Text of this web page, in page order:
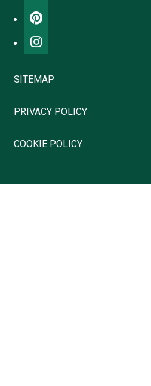
SITEMAP
PRIVACY POLICY
COOKIE POLICY